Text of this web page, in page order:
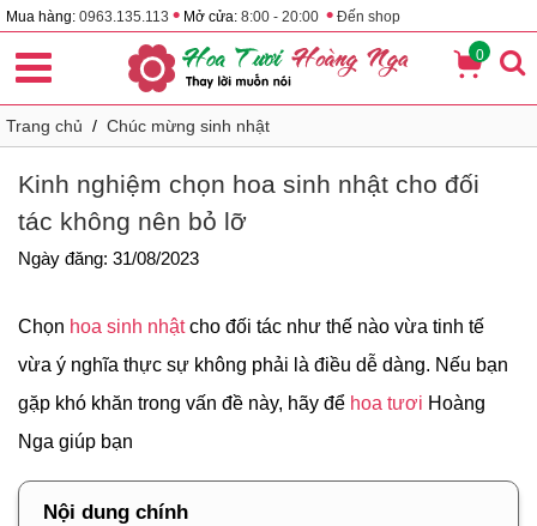
Mua hàng: 0963.135.113 • Mở cửa: 8:00 - 20:00 • Đến shop
0
Trang chủ / Chúc mừng sinh nhật
Kinh nghiệm chọn hoa sinh nhật cho đối
tác không nên bỏ lỡ
Ngày đăng: 31/08/2023
Chọn hoa sinh nhậtcho đối tác như thế nào vừa tinh tế
vừa ý nghĩa thực sự không phải là điều dễ dàng. Nếu bạn
gặp khó khăn trong vấn đề này, hãy để hoa tươi Hoàng
Nga giúp bạn
Nội dung chính